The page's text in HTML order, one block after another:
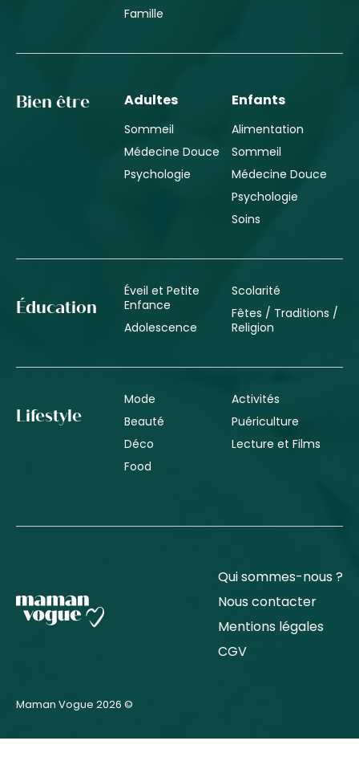
Famille
Bien être Adultes
Sommeil
Médecine Douce
Psychologie
Enfants
Alimentation
Sommeil
Médecine Douce
Psychologie
Soins
Éducation
Éveil et Petite
Enfance
Adolescence
Scolarité
Fêtes / Traditions /
Religion
Lifestyle
Mode
Beauté
Déco
Food
Activités
Puériculture
Lecture et Films
Qui sommes-nous ?
Nous contacter
Mentions légales
CGV
Maman Vogue 2026 ©